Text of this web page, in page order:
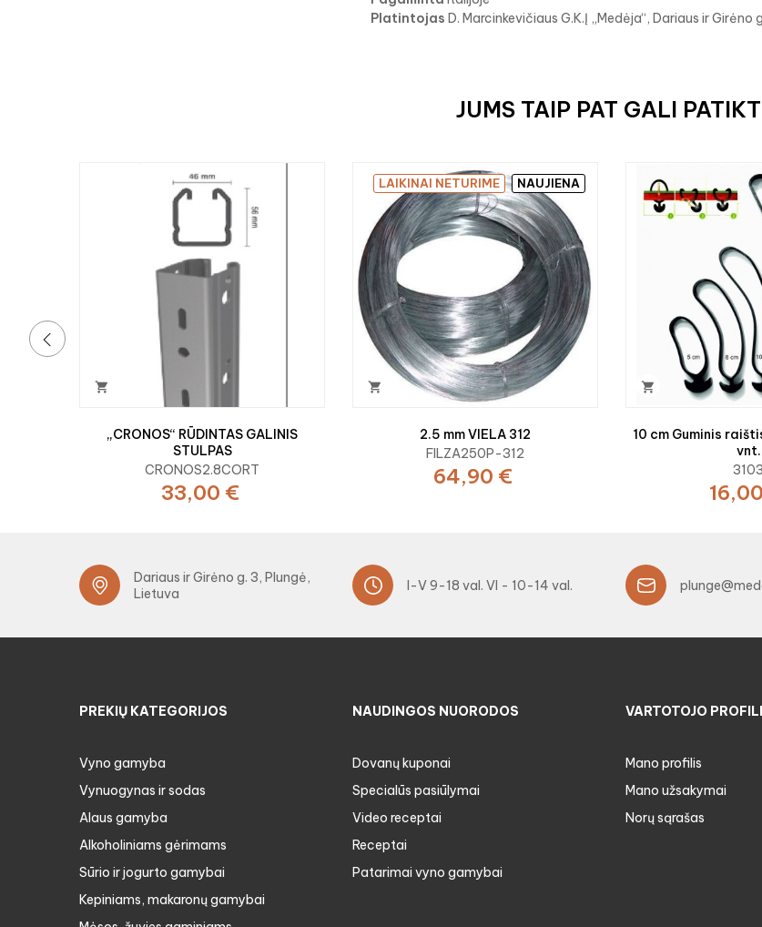
Platintojas D. Marcinkevičiaus G.K.Į „Medėja“, Dariaus ir Girėno
JUMS TAIP PAT GALI

„CRONOS“ RŪDINTAS GALINIS
STULPAS
CRONOS2.8CORT
33,00 €

NAUJIENA
LAIKINAI NETURIME
2.5 mm VIELA 312
FILZA250P-312
64,90 €

10 cm Guminis
vnt.
3103
Dariaus ir Girėno g. 3, Plungė,
Lietuva
I-V 9-18 val. VI - 10-14 val.
PREKIŲ KATEGORIJOS
Vyno gamyba
Vynuogynas ir sodas
Alaus gamyba
Alkoholiniams gėrimams
Sūrio ir jogurto gamybai
Kepiniams, makaronų gamybai
NAUDINGOS NUORODOS
Dovanų kuponai
Specialūs pasiūlymai
Video receptai
Receptai
Patarimai vyno gamybai
VARTOTOJO
Mano profilis
Mano užsakymai
Norų sąrašas